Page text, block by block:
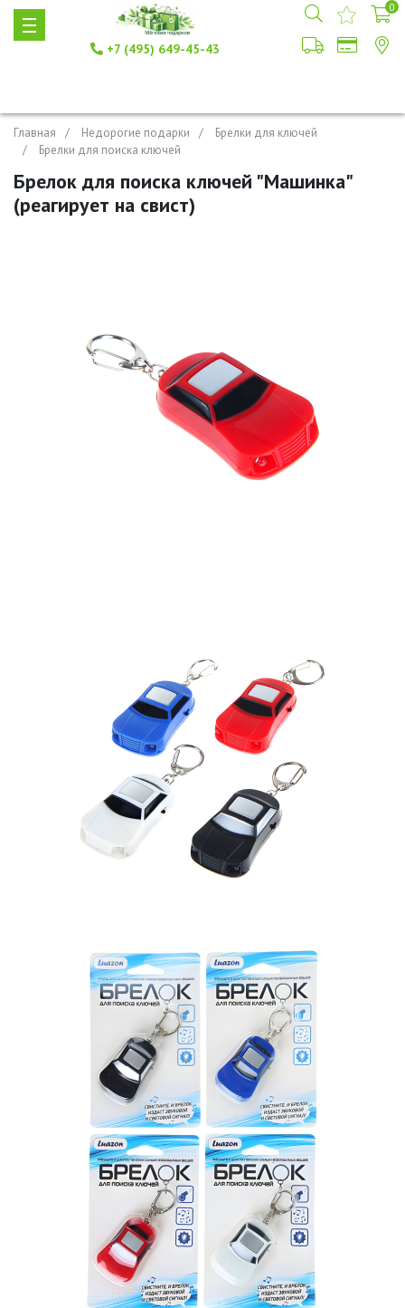
+7 (495) 649-45-43
0
Главная Недорогие подарки
Брелки для ключей
Брелки для поиска ключей
Брелок для поиска ключей "Машинка"
(реагирует на свист)